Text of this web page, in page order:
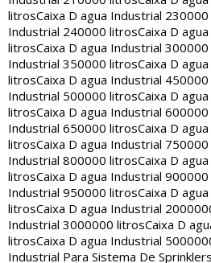
litrosCaixa D agua Industrial
Industrial 240000 litrosCaixa D
litrosCaixa D agua Industrial
Industrial 350000 litrosCaixa D
litrosCaixa D agua Industrial
Industrial 500000 litrosCaixa D
litrosCaixa D agua Industrial
Industrial 650000 litrosCaixa D
litrosCaixa D agua Industrial
Industrial 800000 litrosCaixa D
litrosCaixa D agua Industrial
Industrial 950000 litrosCaixa D
litrosCaixa D agua Industrial
Industrial 3000000 litrosCaixa D
litrosCaixa D agua Industrial
Industrial Para Sistema De